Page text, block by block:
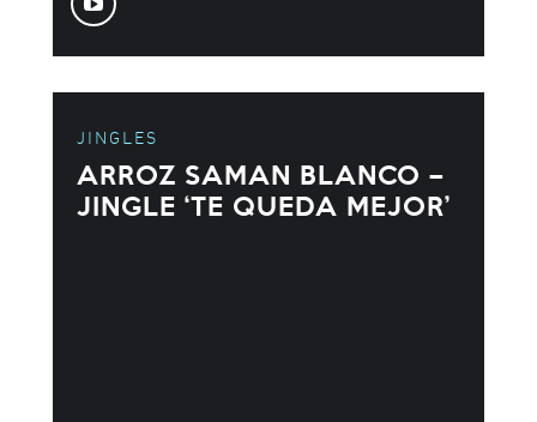
JINGLES
ARROZ SAMAN BLANCO –
JINGLE ‘TE QUEDA MEJOR’